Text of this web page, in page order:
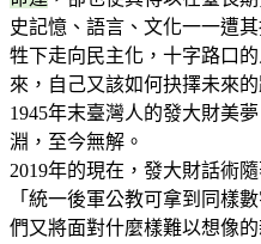
史記憶、語言、文化一一遭
牲下走向民主化，十字路口
來，自己又該如何抉擇未來的
1945年末臺灣人的發大財美
淵，至今無解。
2019年的現在，發大財話術
「統一後軍公教可拿到同樣
們又將面對什麼樣難以想像